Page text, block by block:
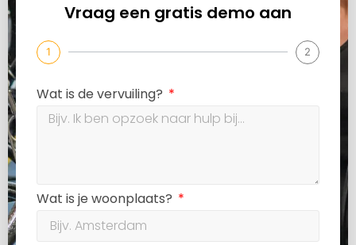
Vraag een gratis demo aan
1 2
Wat is de vervuiling?
Wat is je woonplaats?